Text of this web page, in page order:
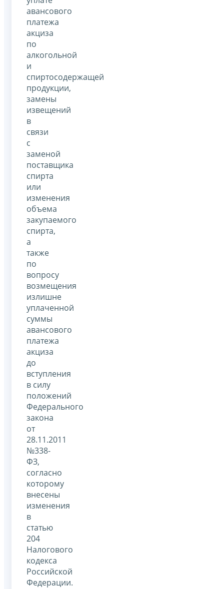
авансового
платежа
акциза
по
алкогольной
и
спиртосодержащей
продукции,
замены
извещений
в
связи
с
заменой
поставщика
спирта
или
изменения
объема
закупаемого
спирта,
а
также
по
вопросу
возмещения
излишне
уплаченной
суммы
авансового
платежа
акциза
до
вступления
в силу
положений
Федерального
закона
от
28.11.2011
№338-
ФЗ,
согласно
которому
внесены
изменения
в
статью
204
Налогового
кодекса
Российской
Федерации.